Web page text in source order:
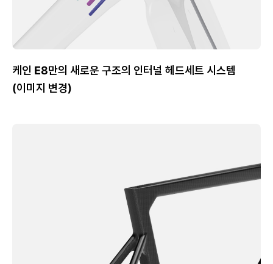
케인 E8만의 새로운 구조의 인터널 헤드세트 시스템
(이미지 변경)